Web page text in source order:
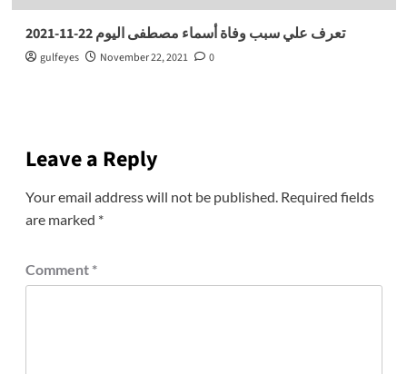
تعرف علي سبب وفاة أسماء مصطفى اليوم 22-11-2021
gulfeyes November 22, 2021 0
Leave a Reply
Your email address will not be published. Required fields
are marked *
Comment *